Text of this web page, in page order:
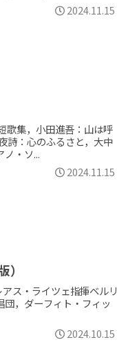
2024.11.15
歌集，小田進吾：山は呼
詩：心のふるさと，大中
・ソ...
2024.11.15
ス・ライツェ指揮ベルリ
，ダーフィト・フィッ
2024.10.15